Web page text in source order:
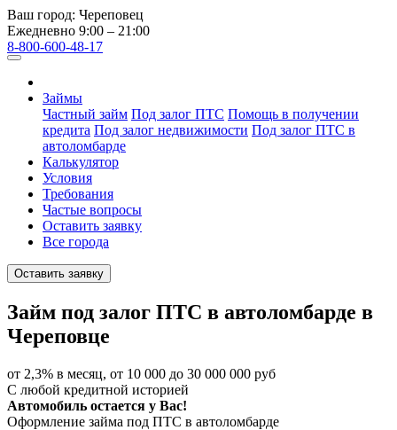
Ваш город: Череповец
Ежедневно 9:00 – 21:00
8-800-600-48-17
Займы
Частный займ Под залог ПТС Помощь в получении
кредита Под залог недвижимости Под залог ПТС в
автоломбарде
Калькулятор
Условия
Требования
Частые вопросы
Оставить заявку
Все города
Оставить заявку
Займ под залог ПТС в автоломбарде в
Череповце
от 2,3% в месяц, от 10 000 до 30 000 000 руб
С любой кредитной историей
Автомобиль остается у Вас!
Оформление займа под ПТС в автоломбарде